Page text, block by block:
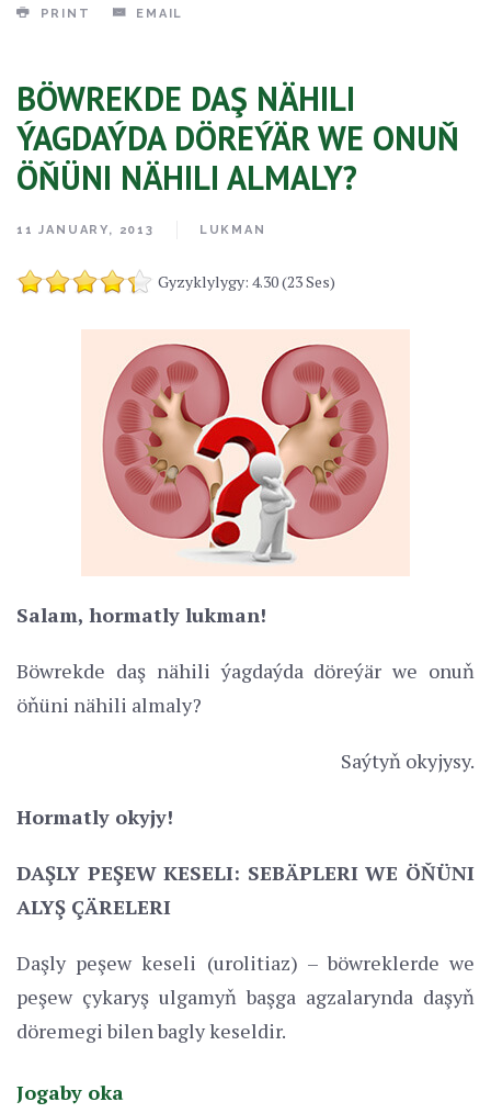
PRINT EMAIL
BÖWREKDE DAŞ NÄHILI
ÝAGDAÝDA DÖREÝÄR WE ONUŇ
ÖŇÜNI NÄHILI ALMALY?
11 JANUARY, 2013 LUKMAN
Gyzyklylygy: 4.30 (23 Ses)
Salam, hormatly lukman!
Böwrekde daş nähili ýagdaýda döreýär we onuň
öňüni nähili almaly?
Saýtyň okyjysy.
Hormatly okyjy!
DAŞLY PEŞEW KESELI: SEBÄPLERI WE ÖŇÜNI
ALYŞ ÇÄRELERI
Daşly peşew keseli (urolitiaz) – böwreklerde we
peşew çykaryş ulgamyň başga agzalarynda daşyň
döremegi bilen bagly keseldir.
Jogaby oka